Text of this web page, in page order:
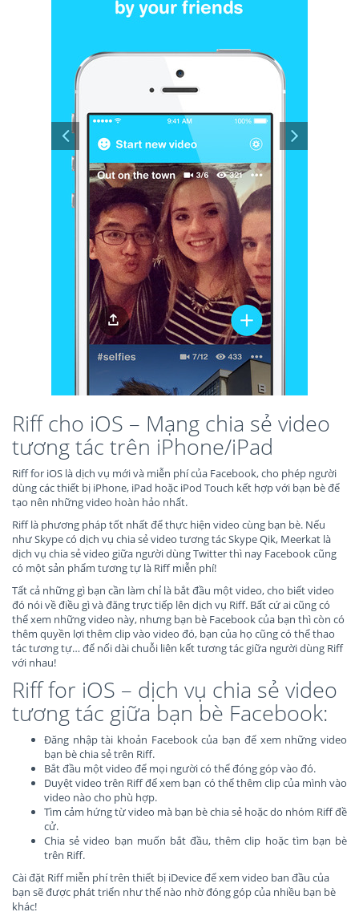
Riff cho iOS – Mạng chia sẻ video
tương tác trên iPhone/iPad
Riff for iOS là dịch vụ mới và miễn phí của Facebook, cho phép người
dùng các thiết bị iPhone, iPad hoặc iPod Touch kết hợp với bạn bè để
tạo nên những video hoàn hảo nhất.
Riff là phương pháp tốt nhất để thực hiện video cùng bạn bè. Nếu
như Skype có dịch vụ chia sẻ video tương tác Skype Qik, Meerkat là
dịch vụ chia sẻ video giữa người dùng Twitter thì nay Facebook cũng
có một sản phẩm tương tự là Riff miễn phí!
Tất cả những gì bạn cần làm chỉ là bắt đầu một video, cho biết video
đó nói về điều gì và đăng trực tiếp lên dịch vụ Riff. Bất cứ ai cũng có
thể xem những video này, nhưng bạn bè Facebook của bạn thì còn có
thêm quyền lợi thêm clip vào video đó, bạn của họ cũng có thể thao
tác tương tự… để nối dài chuỗi liên kết tương tác giữa người dùng Riff
với nhau!
Riff for iOS – dịch vụ chia sẻ video
tương tác giữa bạn bè Facebook:
Đăng nhập tài khoản Facebook của bạn để xem những video
bạn bè chia sẻ trên Riff.
Bắt đầu một video để mọi người có thể đóng góp vào đó.
Duyệt video trên Riff để xem bạn có thể thêm clip của mình vào
video nào cho phù hợp.
Tìm cảm hứng từ video mà bạn bè chia sẻ hoặc do nhóm Riff đề
cử.
Chia sẻ video bạn muốn bắt đầu, thêm clip hoặc tìm bạn bè
trên Riff.
Cài đặt Riff miễn phí trên thiết bị iDevice để xem video ban đầu của
bạn sẽ được phát triển như thế nào nhờ đóng góp của nhiều bạn bè
khác!